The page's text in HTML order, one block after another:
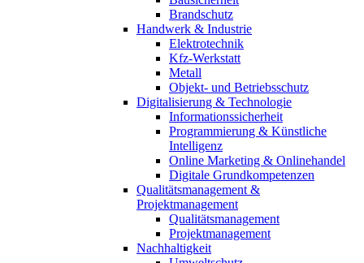
Brandschutz
Handwerk & Industrie
Elektrotechnik
Kfz-Werkstatt
Metall
Objekt- und Betriebsschutz
Digitalisierung & Technologie
Informationssicherheit
Programmierung & Künstliche
Intelligenz
Online Marketing & Onlinehandel
Digitale Grundkompetenzen
Qualitätsmanagement &
Projektmanagement
Qualitätsmanagement
Projektmanagement
Nachhaltigkeit